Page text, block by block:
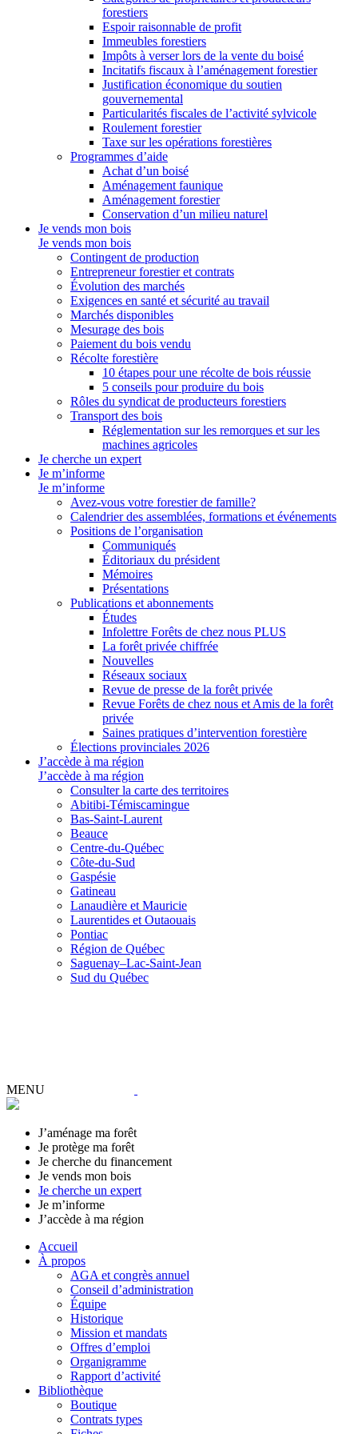
forestiers
Espoir raisonnable de profit
Immeubles forestiers
Impôts à verser lors de la vente du boisé
Incitatifs fiscaux à l’aménagement forestier
Justification économique du soutien
gouvernemental
Particularités fiscales de l’activité sylvicole
Roulement forestier
Taxe sur les opérations forestières
Programmes d’aide
Achat d’un boisé
Aménagement faunique
Aménagement forestier
Conservation d’un milieu naturel
Je vends mon bois
Je vends mon bois
Contingent de production
Entrepreneur forestier et contrats
Évolution des marchés
Exigences en santé et sécurité au travail
Marchés disponibles
Mesurage des bois
Paiement du bois vendu
Récolte forestière
10 étapes pour une récolte de bois réussie
5 conseils pour produire du bois
Rôles du syndicat de producteurs forestiers
Transport des bois
Réglementation sur les remorques et sur les
machines agricoles
Je cherche un expert
Je m’informe
Je m’informe
Avez-vous votre forestier de famille?
Calendrier des assemblées, formations et événements
Positions de l’organisation
Communiqués
Éditoriaux du président
Mémoires
Présentations
Publications et abonnements
Études
Infolettre Forêts de chez nous PLUS
La forêt privée chiffrée
Nouvelles
Réseaux sociaux
Revue de presse de la forêt privée
Revue Forêts de chez nous et Amis de la forêt
privée
Saines pratiques d’intervention forestière
Élections provinciales 2026
J’accède à ma région
J’accède à ma région
Consulter la carte des territoires
Abitibi-Témiscamingue
Bas-Saint-Laurent
Beauce
Centre-du-Québec
Côte-du-Sud
Gaspésie
Gatineau
Lanaudière et Mauricie
Laurentides et Outaouais
Pontiac
Région de Québec
Saguenay–Lac-Saint-Jean
Sud du Québec
MENU
J’aménage ma forêt
Je protège ma forêt
Je cherche du financement
Je vends mon bois
Je cherche un expert
Je m’informe
J’accède à ma région
Accueil
À propos
AGA et congrès annuel
Conseil d’administration
Équipe
Historique
Mission et mandats
Offres d’emploi
Organigramme
Rapport d’activité
Bibliothèque
Boutique
Contrats types